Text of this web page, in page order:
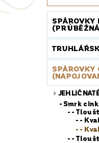
SPÁROVKY
SPÁROVKY
Smrk cink
-
-
-
-